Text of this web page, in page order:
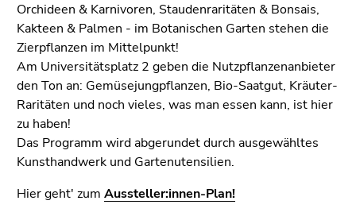
Orchideen & Karnivoren, Staudenraritäten & Bonsais,
Kakteen & Palmen - im Botanischen Garten stehen die
Zierpflanzen im Mittelpunkt!
Am Universitätsplatz 2 geben die Nutzpflanzenanbieter
den Ton an: Gemüsejungpflanzen, Bio-Saatgut, Kräuter-
Raritäten und noch vieles, was man essen kann, ist hier
zu haben!
Das Programm wird abgerundet durch ausgewähltes
Kunsthandwerk und Gartenutensilien.
Hier geht' zum Aussteller:innen-Plan!